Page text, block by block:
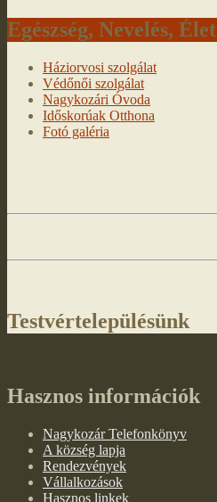
Egészség, Nevelés, Élet
Háziorvosi szolgálat
Védőnői szolgálat
Nagykozári Óvoda
Időskorúak Otthona
Fotó galéria
Testvértelepülésünk
Hasznos információk
Nagykozár Telefonkönyv
A község lapja
Rendezvények
Vállalkozások
Hasznos linkek